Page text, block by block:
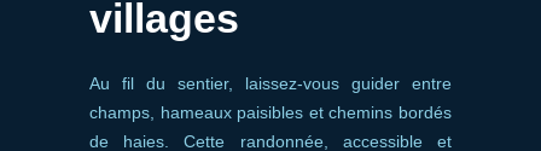
villages
Au fil du sentier, laissez-vous guider entre
champs, hameaux paisibles et chemins bordés
de haies. Cette randonnée, accessible et